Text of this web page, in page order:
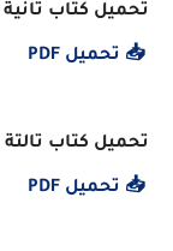
تحميل كتاب تانية
📥 تحميل PDF
تحميل كتاب تالتة
📥 تحميل PDF